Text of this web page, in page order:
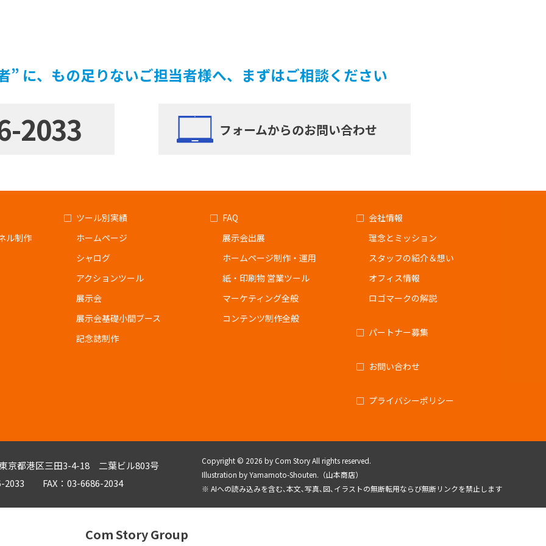
” に、もの足りないご担当者様へ、まずはご相談ください
2033 フォームからのお問い合わせ
ル制作
ツール別実績
ホームページ
シャログ
アクションツール
展示会
展示会基礎小間ブース
記念誌制作
FAQ
展示会出展
ホームページ制作・運用
紙・印刷物 営業ツール
マーケティング全般
コンテンツ制作全般
会社情報
理念とミッション
スタッフの紹介＆想い
オフィス情報
ロゴマークの解説
パートナー募集
お問い合わせ
プライバシーポリシー
京都港区三田3-4-18 二葉ビル803号
2033 FAX：03-6686-2034
Copyright © 2026 by Com Story All rights reserved.
Illustration by Yamamoto-Shouten.（山本商店）
※ AIへの読み込みを含む､本文､写真､図､イラストの無断転用ならび無断リンクを禁止します
Com Story Group